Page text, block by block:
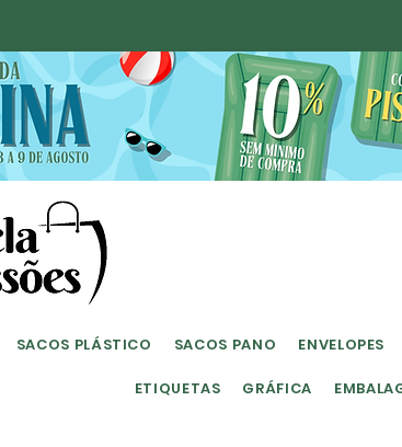
SACOS PLÁSTICO SACOS PANO ENVELOPES
ETIQUETAS GRÁFICA